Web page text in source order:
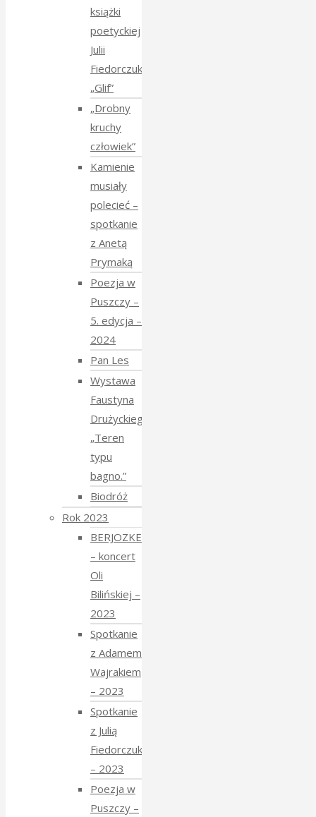
książki
poetyckiej
Julii
Fiedorczuk
„Glif”
„Drobny
kruchy
człowiek”
Kamienie
musiały
polecieć –
spotkanie
z Anetą
Prymaką
Poezja w
Puszczy –
5. edycja –
2024
Pan Les
Wystawa
Faustyna
Drużyckiego
„Teren
typu
bagno.”
Biodróż
Rok 2023
BERJOZKELE
– koncert
Oli
Bilińskiej –
2023
Spotkanie
z Adamem
Wajrakiem
– 2023
Spotkanie
z Julią
Fiedorczuk
– 2023
Poezja w
Puszczy –